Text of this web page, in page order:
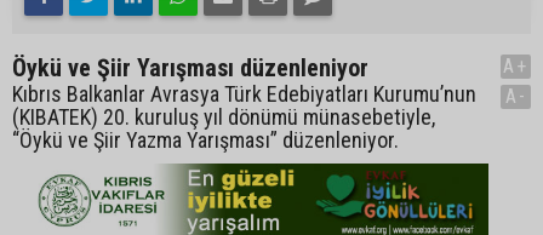
Öykü ve Şiir Yarışması düzenleniyor
Kıbrıs Balkanlar Avrasya Türk Edebiyatları Kurumu’nun
(KIBATEK) 20. kuruluş yıl dönümü münasebetiyle,
“Öykü ve Şiir Yazma Yarışması” düzenleniyor.
A+
A-